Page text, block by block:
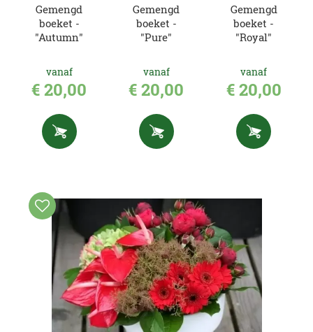
Gemengd
boeket -
"Autumn"
vanaf
€20,00
Gemengd
boeket -
"Pure"
vanaf
€ 20,00
Gemengd
boeket -
"Royal"
vanaf
€20,00